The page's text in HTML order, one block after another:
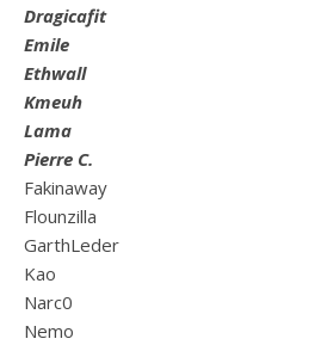
Dragicafit
Emile
Ethwall
Kmeuh
Lama
Pierre C.
Fakinaway
Flounzilla
GarthLeder
Kao
Narc0
Nemo